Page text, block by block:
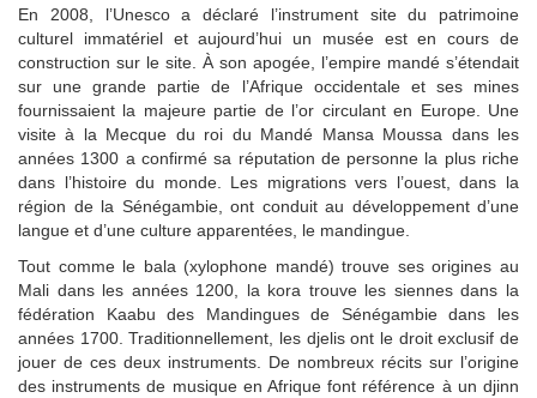
En 2008, l’Unesco a déclaré l’instrument site du patrimoine
culturel immatériel et aujourd’hui un musée est en cours de
construction sur le site. À son apogée, l’empire mandé s’étendait
sur une grande partie de l’Afrique occidentale et ses mines
fournissaient la majeure partie de l’or circulant en Europe. Une
visite à la Mecque du roi du Mandé Mansa Moussa dans les
années 1300 a confirmé sa réputation de personne la plus riche
dans l’histoire du monde. Les migrations vers l’ouest, dans la
région de la Sénégambie, ont conduit au développement d’une
langue et d’une culture apparentées, le mandingue.
Tout comme le bala (xylophone mandé) trouve ses origines au
Mali dans les années 1200, la kora trouve les siennes dans la
fédération Kaabu des Mandingues de Sénégambie dans les
années 1700. Traditionnellement, les djelis ont le droit exclusif de
jouer de ces deux instruments. De nombreux récits sur l’origine
des instruments de musique en Afrique font référence à un djinn